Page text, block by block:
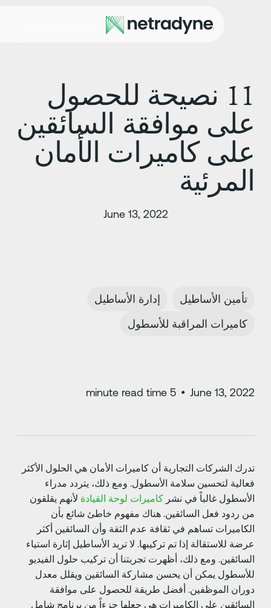
11 نصيحة للحصول
موافقة السائقين
كاميرات الأمان
June 13, 2022
تأمين الأساطيل
إدارة الأساطيل
كاميرات المراقبة للأسطول
June 13,
•
5
الشركات التجارية أن كاميرات الأمان هي الحلول الأكثر
لتحسين سلامة الأسطول. ومع ذلك، يتردد مدراء
غالباً في نشر كاميرات لوحة القيادةلأنهم يقلقون
ردود فعل السائقين. هناك مفهوم خاطئ شائع بأن
تساهم في ثقافة عدم الثقة وأن السائقين أكثر
للاستقالة إذا تم تركيبها. لا تريد الأساطيل إثارة استياء
ومع ذلك، أظهرت تجربتنا أن تركيب حلول الفيديو
يمكن أن يحسن مشاركة السائقين ويقلل معدل
الموظفين. أفضل طريقة للحصول على موافقة
على الكاميرات هي جعلها جزءاً من برنامج شامل